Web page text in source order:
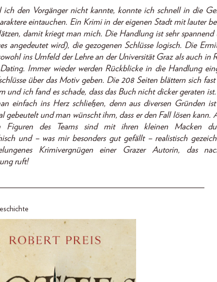
ich den Vorgänger nicht kannte, konnte ich schnell in die
eintauchen. Ein Krimi in der eigenen Stadt mit lauter
damit kriegt man mich. Die Handlung ist sehr spannend
angedeutet wird), die gezogenen Schlüsse logisch. Die
ins Umfeld der Lehre an der Universität Graz als auch in
Immer wieder werden Rückblicke in die Handlung
über das Motiv geben. Die 208 Seiten blättern sich
und ich fand es schade, dass das Buch nicht dicker geraten
einfach ins Herz schließen, denn aus diversen Gründen
gebeutelt und man wünscht ihm, dass er den Fall lösen kann.
Figuren des Teams sind mit ihren kleinen Macken
und – was mir besonders gut gefällt – realistisch
Krimivergnügen einer Grazer Autorin, das
ruft!